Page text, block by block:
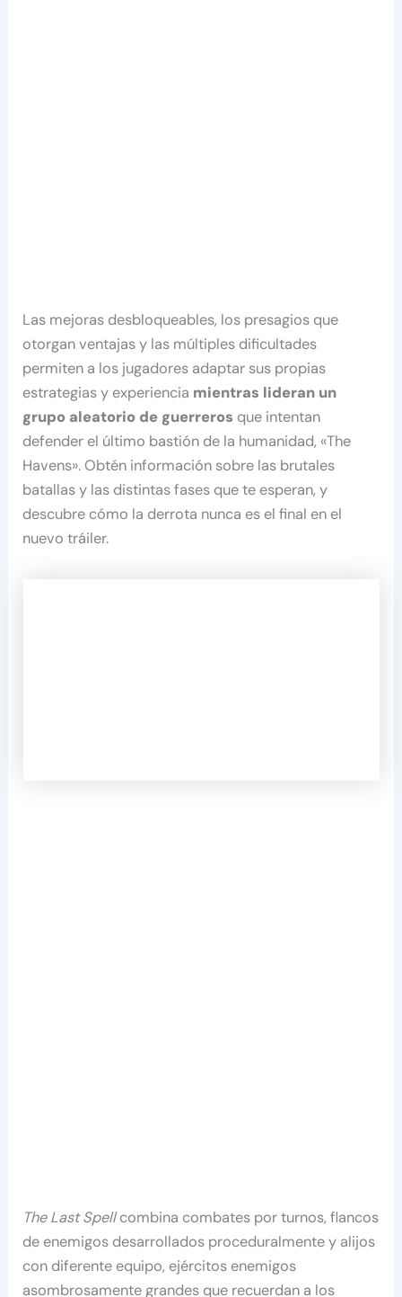
Las mejoras desbloqueables, los presagios que
otorgan ventajas y las múltiples dificultades
permiten a los jugadores adaptar sus propias
estrategias y experiencia mientras lideran un
grupo aleatorio de guerreros que intentan
defender el último bastión de la humanidad, «The
Havens». Obtén información sobre las brutales
batallas y las distintas fases que te esperan, y
descubre cómo la derrota nunca es el final en el
nuevo tráiler.
The Last Spellcombina combates por turnos, flancos
de enemigos desarrollados proceduralmente y alijos
con diferente equipo, ejércitos enemigos
asombrosamente grandes que recuerdan a los